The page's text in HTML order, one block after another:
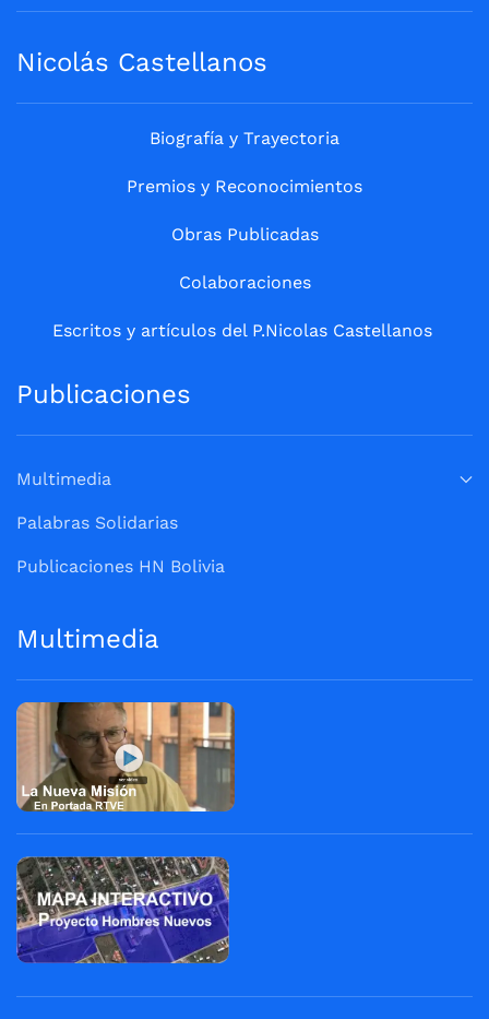
Nicolás Castellanos
Biografía y Trayectoria
Premios y Reconocimientos
Obras Publicadas
Colaboraciones
Escritos y artículos del P.Nicolas Castellanos
Publicaciones
Multimedia
Palabras Solidarias
Publicaciones HN Bolivia
Multimedia